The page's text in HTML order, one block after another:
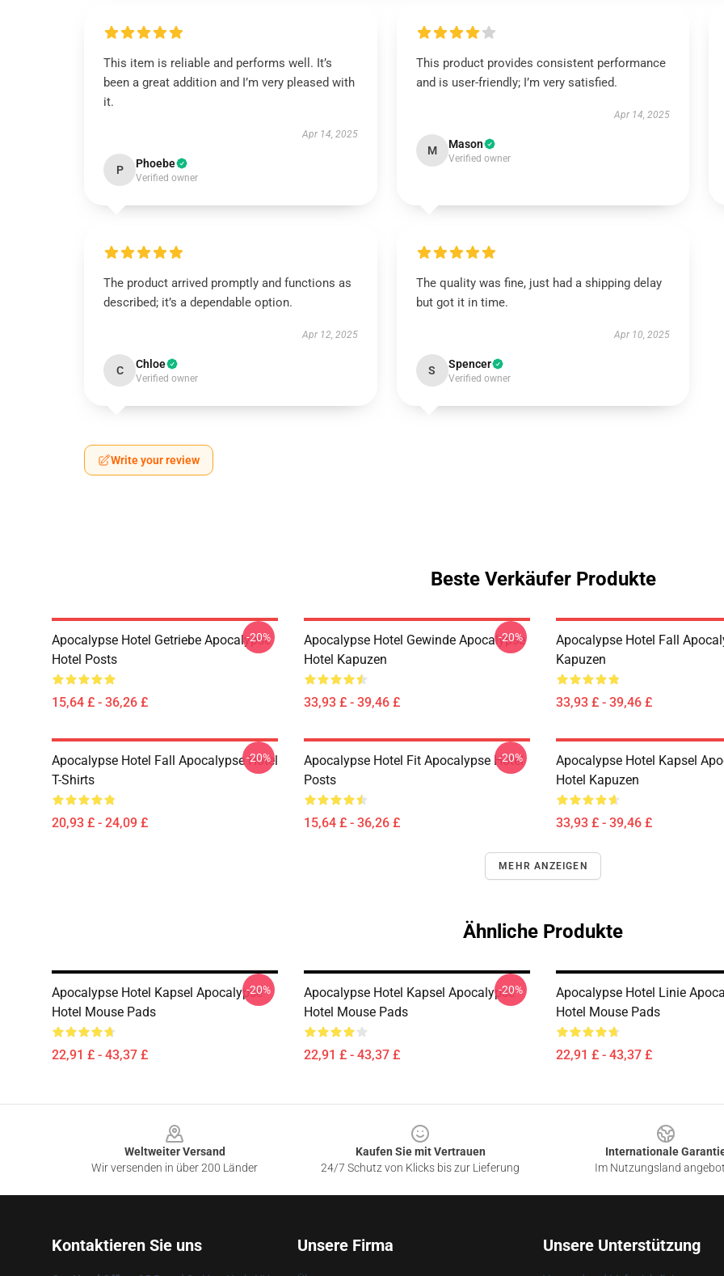
This item is reliable and performs well. It’s
been a great addition and I’m very pleased with
it.
Apr 14, 2025
P Phoebe
Verified owner
This product provides consistent performance
and is user-friendly; I’m very satisfied.
Apr 14, 2025
M Mason
Verified owner
The product arrived promptly and functions as
described; it’s a dependable option.
Apr 12, 2025
C Chloe
Verified owner
The quality was fine, just had a shipping delay
but got it in time.
Apr 10, 2025
S Spencer
Verified owner
Write your review
Beste Verkäufer Produkte
Apocalypse Hotel Getriebe Apocalypse
Hotel Posts
15,64 £ - 36,26 £
-20%
Apocalypse Hotel Gewinde Apocalypse
Hotel Kapuzen
33,93 £ - 39,46 £
-20%
Apocalypse Hotel Fall
Kapuzen
33,93 £ - 39,46 £
Apocalypse Hotel Fall Apocalypse Hotel
T-Shirts
20,93 £ - 24,09 £
-20%
Apocalypse Hotel Fit Apocalypse Hotel
Posts
15,64 £ - 36,26 £
-20%
Apocalypse Hotel Kapsel
Hotel Kapuzen
33,93 £ - 39,46 £
MEHR ANZEIGEN
Ähnliche Produkte
Apocalypse Hotel Kapsel Apocalypse
Hotel Mouse Pads
22,91 £ - 43,37 £
-20%
Apocalypse Hotel Kapsel Apocalypse
Hotel Mouse Pads
22,91 £ - 43,37 £
-20%
Apocalypse Hotel Linie
Hotel Mouse Pads
22,91 £ - 43,37 £
Weltweiter Versand
Wir versenden in über 200 Länder
Kaufen Sie mit Vertrauen
24/7 Schutz von Klicks bis zur Lieferung
Internationale
Im Nutzungsland
Kontaktieren Sie uns Unsere Firma Unsere Unterstützung